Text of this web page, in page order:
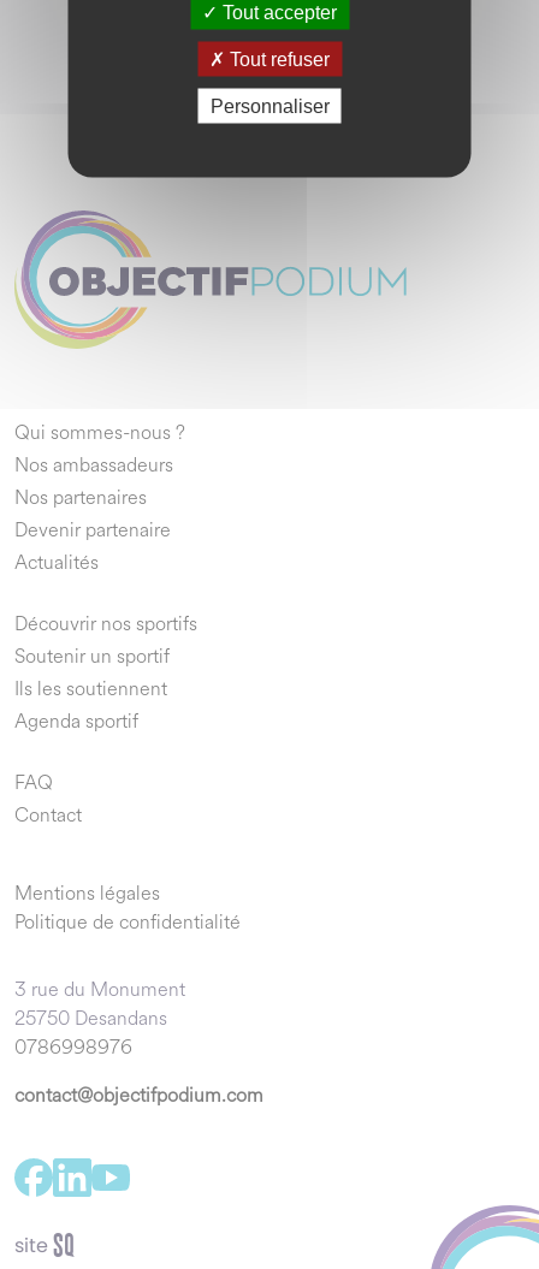
3 rue du Monument
25750 Desandans
0786998976
contact@objectifpodium.com
siteS q
Qui sommes-nous ?
Nos ambassadeurs
Nos partenaires
Devenir partenaire
Actualités
Découvrir nos sportifs
Soutenir un sportif
Ils les soutiennent
Agenda sportif
FAQ
Contact
Mentions légales
Politique de confidentialité
Tout accepter
Tout refuser
Personnaliser